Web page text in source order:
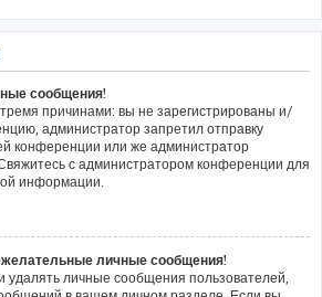
сообщения!
причинами: вы не зарегистрированы и/
администратор запретил отправку
конференции или же администратор
с администратором конференции для
информации.
личные сообщения!
удалять личные сообщения пользователей,